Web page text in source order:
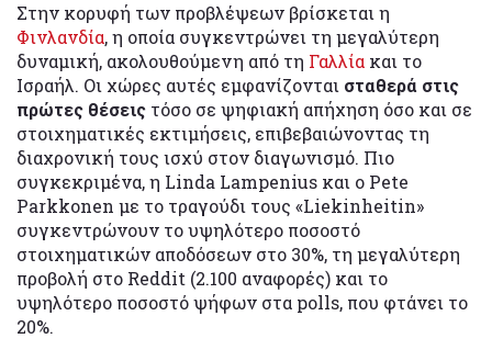
Στην κορυφή των προβλέψεων βρίσκεται η
Φινλανδία, η οποία συγκεντρώνει τη μεγαλύτερη
δυναμική, ακολουθούμενη από τη Γαλλία και το
Ισραήλ. Οι χώρες αυτές εμφανίζονται σταθερά στις
πρώτες θέσεις τόσο σε ψηφιακή απήχηση όσο και σε
στοιχηματικές εκτιμήσεις, επιβεβαιώνοντας τη
διαχρονική τους ισχύ στον διαγωνισμό. Πιο
συγκεκριμένα, η Linda Lampenius και ο Pete
Parkkonen με το τραγούδι τους «Liekinheitin»
συγκεντρώνουν το υψηλότερο ποσοστό
στοιχηματικών αποδόσεων στο 30%, τη μεγαλύτερη
προβολή στο Reddit (2.100 αναφορές) και το
υψηλότερο ποσοστό ψήφων στα polls, που φτάνει το
20%.